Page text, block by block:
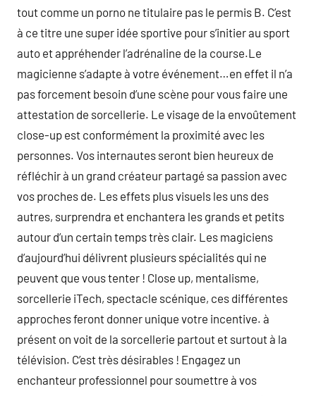
tout comme un porno ne titulaire pas le permis B. C’est
à ce titre une super idée sportive pour s’initier au sport
auto et appréhender l’adrénaline de la course.Le
magicienne s’adapte à votre événement…en effet il n’a
pas forcement besoin d’une scène pour vous faire une
attestation de sorcellerie. Le visage de la envoûtement
close-up est conformément la proximité avec les
personnes. Vos internautes seront bien heureux de
réfléchir à un grand créateur partagé sa passion avec
vos proches de. Les effets plus visuels les uns des
autres, surprendra et enchantera les grands et petits
autour d’un certain temps très clair. Les magiciens
d’aujourd’hui délivrent plusieurs spécialités qui ne
peuvent que vous tenter ! Close up, mentalisme,
sorcellerie iTech, spectacle scénique, ces différentes
approches feront donner unique votre incentive. à
présent on voit de la sorcellerie partout et surtout à la
télévision. C’est très désirables ! Engagez un
enchanteur professionnel pour soumettre à vos